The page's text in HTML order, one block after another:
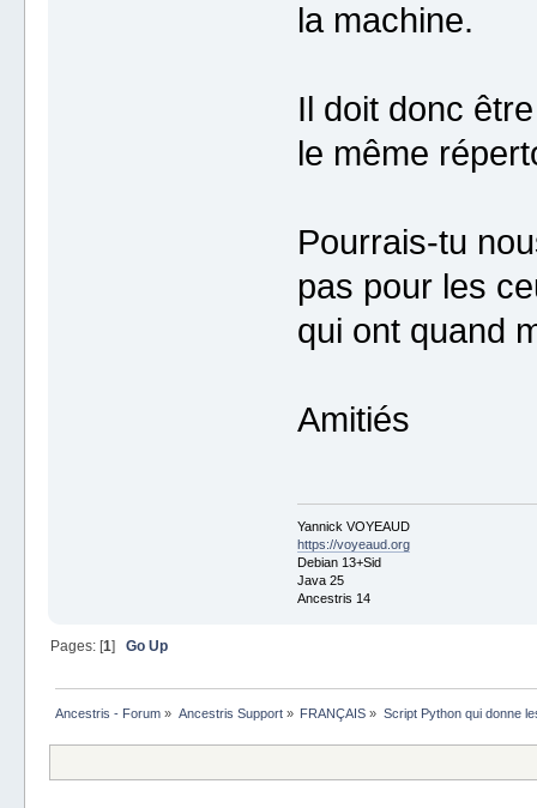
la machine.
Il doit donc
le même
Pourrais-tu
pas pour les
qui ont quand
Amitiés
Yannick VOYEAUD
https://voyeaud.org
Debian 13+Sid
Java 25
Ancestris 14
Pages: [1] Go Up
Ancestris - Forum » Ancestris Support» FRANÇAIS » Script Python qui donne